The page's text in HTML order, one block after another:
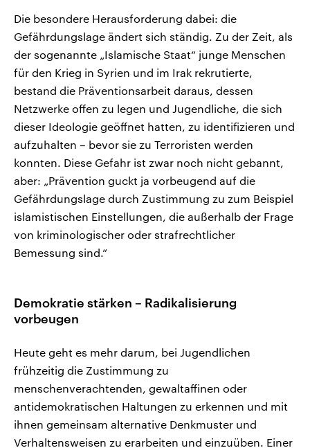
Die besondere Herausforderung dabei: die
Gefährdungslage ändert sich ständig. Zu der Zeit, als
der sogenannte „Islamische Staat“ junge Menschen
für den Krieg in Syrien und im Irak rekrutierte,
bestand die Präventionsarbeit daraus, dessen
Netzwerke offen zu legen und Jugendliche, die sich
dieser Ideologie geöffnet hatten, zu identifizieren und
aufzuhalten – bevor sie zu Terroristen werden
konnten. Diese Gefahr ist zwar noch nicht gebannt,
aber: „Prävention guckt ja vorbeugend auf die
Gefährdungslage durch Zustimmung zu zum Beispiel
islamistischen Einstellungen, die außerhalb der Frage
von kriminologischer oder strafrechtlicher
Bemessung sind.“
Demokratie stärken – Radikalisierung
vorbeugen
Heute geht es mehr darum, bei Jugendlichen
frühzeitig die Zustimmung zu
menschenverachtenden, gewaltaffinen oder
antidemokratischen Haltungen zu erkennen und mit
ihnen gemeinsam alternative Denkmuster und
Verhaltensweisen zu erarbeiten und einzuüben. Einer